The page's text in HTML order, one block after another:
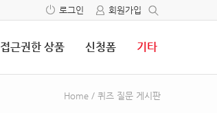
로그인 회원가입
접근권한 상품 신청폼 기타
Home / 퀴즈 질문 게시판